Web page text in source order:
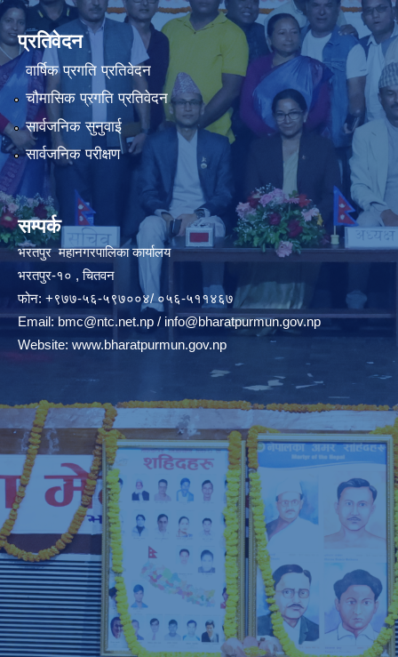
प्रतिवेदन
वार्षिक प्रगति प्रतिवेदन
चौमासिक प्रगति प्रतिवेदन
सार्वजनिक सुनुवाई
सार्वजनिक परीक्षण
सम्पर्क
भरतपुर महानगरपालिका कार्यालय
भरतपुर-१० , चितवन
फोन: +९७७-५६-५९७००४/ ०५६-५११४६७
Email:bmc@ntc.net.np / info@bharatpurmun.gov.np
Website: www.bharatpurmun.gov.np